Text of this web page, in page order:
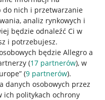
do nich i przetwarzanie
analiz rynkowych i
będzie odnaleźć Ci w
i potrzebujesz.
będzie Allegro a
(17 partnerów), w
(9 partnerów).
danych osobowych przez
ich politykach ochrony